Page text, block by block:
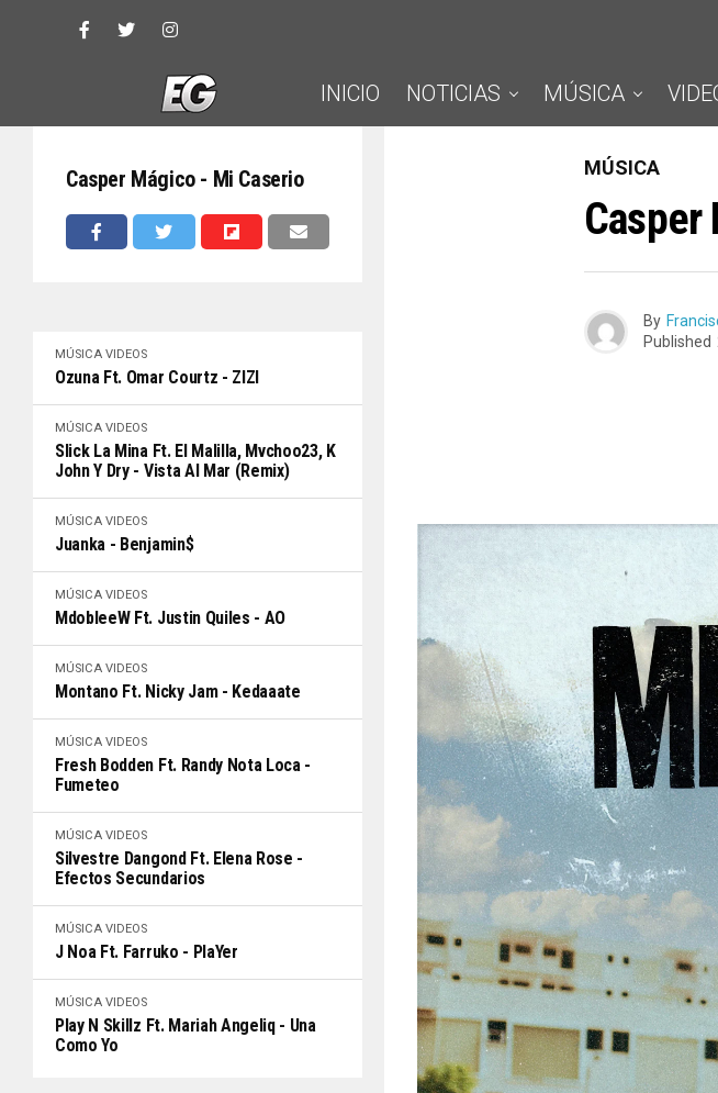
INICIO NOTICIAS MÚSICA
Casper Mágico - Mi Caserio
MÚSICA VIDEOS
Ozuna Ft. Omar Courtz - ZIZI
MÚSICA VIDEOS
Slick La Mina Ft. El Malilla, Mvchoo23, K
John Y Dry - Vista Al Mar (Remix)
MÚSICA VIDEOS
Juanka - Benjamin$
MÚSICA VIDEOS
MdobleeW Ft. Justin Quiles - AO
MÚSICA VIDEOS
Montano Ft. Nicky Jam - Kedaaate
MÚSICA VIDEOS
Fresh Bodden Ft. Randy Nota Loca -
Fumeteo
MÚSICA VIDEOS
Silvestre Dangond Ft. Elena Rose -
Efectos Secundarios
MÚSICA VIDEOS
J Noa Ft. Farruko - PlaYer
MÚSICA VIDEOS
Play N Skillz Ft. Mariah Angeliq - Una
Como Yo
MÚSICA
Casper
By
Published